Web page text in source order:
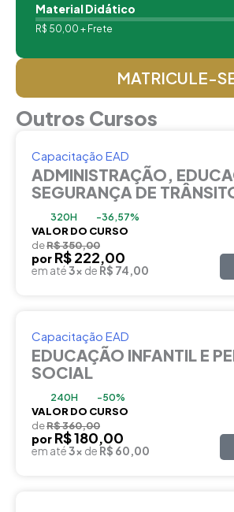
Material Didático
R$ 50,00 + Frete
MATRICULE-
Outros Cursos
Capacitação EAD
ADMINISTRAÇÃO,
SEGURANÇA DE
320H -36,57%
VALOR DO CURSO
deR$ 350,00
por R$ 222,00
em até3x de R$ 74,00
Capacitação EAD
EDUCAÇÃO INFANTIL E
SOCIAL
240H -50%
VALOR DO CURSO
deR$ 360,00
por R$ 180,00
em até3x de R$ 60,00